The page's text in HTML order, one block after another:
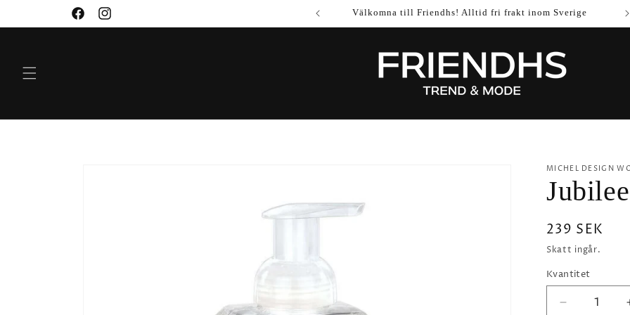
FacebookInstagram
Välkomna till Friendhs! Alltid fri frakt inom Sverige
MICHEL DESIGN
Jubilee
Ordinarie
pris
239 SEK
Skatt ingår.
Kvantitet
Minska